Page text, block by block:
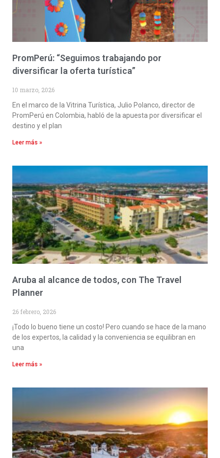
PromPerú: “Seguimos trabajando por
diversificar la oferta turística”
10 marzo, 2026
En el marco de la Vitrina Turística, Julio Polanco, director de
PromPerú en Colombia, habló de la apuesta por diversificar el
destino y el plan
Leer más »
Aruba al alcance de todos, con The Travel
Planner
26 febrero, 2026
¡Todo lo bueno tiene un costo! Pero cuando se hace de la mano
de los expertos, la calidad y la conveniencia se equilibran en
una
Leer más »